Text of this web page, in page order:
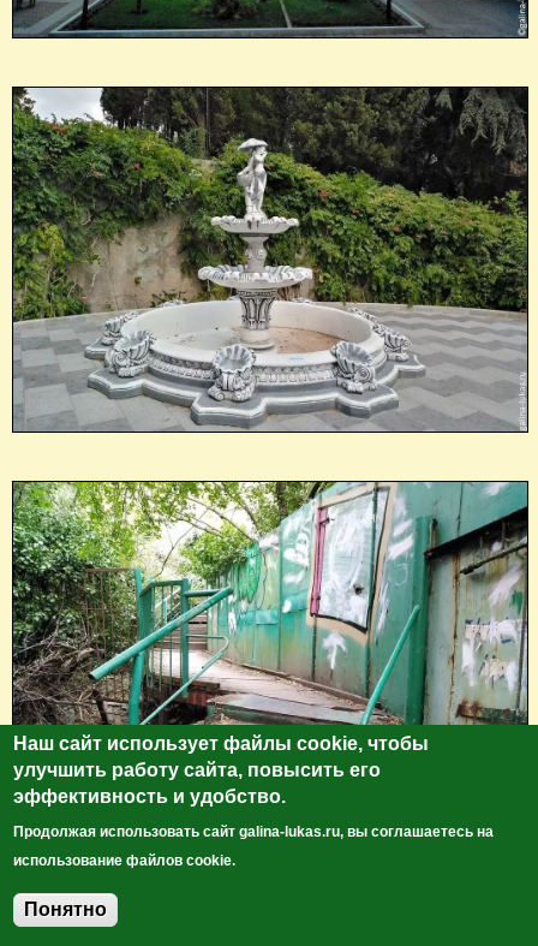
Наш сайт использует файлы cookie, чтобы
улучшить работу сайта, повысить его
эффективность и удобство.
Продолжая использовать сайт galina-lukas.ru, вы соглашаетесь на
использование файлов cookie.
Понятно